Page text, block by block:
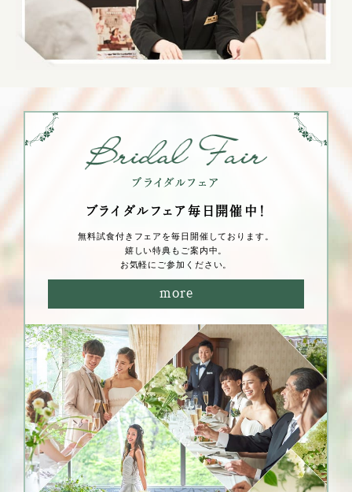
ブライダルフェア毎⽇開催中！
無料試⾷付きフェアを毎⽇開催しております。
嬉しい特典もご案内中。
お気軽にご参加ください。
more